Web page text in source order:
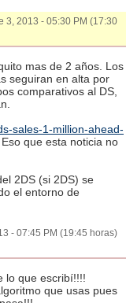
3, 2013 - 05:30 PM (17:30
mas de 2 años. Los
seguiran en alta por
comparativos al DS,
sales-1-million-ahead-
que esta noticia no
2DS (si 2DS) se
el entorno de
- 07:45 PM (19:45 horas)
lo que escribí!!!!
que usas pues